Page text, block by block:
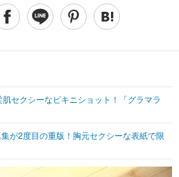
その他
映画・ドラマ
ブログ
セクシーなビキニショット！「グラマラ
が2度目の重版！胸元セクシーな表紙で限